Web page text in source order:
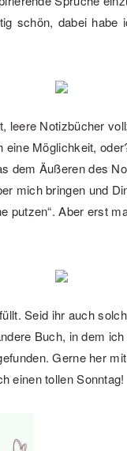
schön, dabei
leere Notizbücher
Möglichkeit,
dem Äußeren des
mich bringen und
putzen“. Aber erst
Seid ihr auch
Buch, in dem
Gerne her
einen tollen Sonntag!